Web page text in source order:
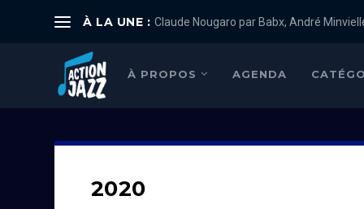
À LA UNE : Claude Nougaro par Babx, André
À PROPOS AGENDA
2020